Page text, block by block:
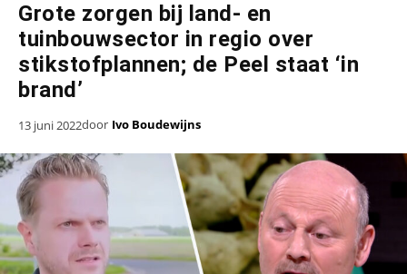
Grote zorgen bij land- en
tuinbouwsector in regio over
stikstofplannen; de Peel staat ‘in
brand’
13 juni 2022door Ivo Boudewijns